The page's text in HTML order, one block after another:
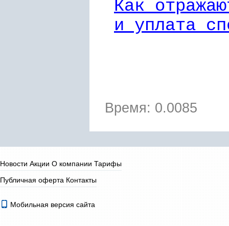
Как
и уплата
Время: 0.0085
Новости Акции О компании Тарифы
Публичная оферта Контакты
Мобильная версия сайта